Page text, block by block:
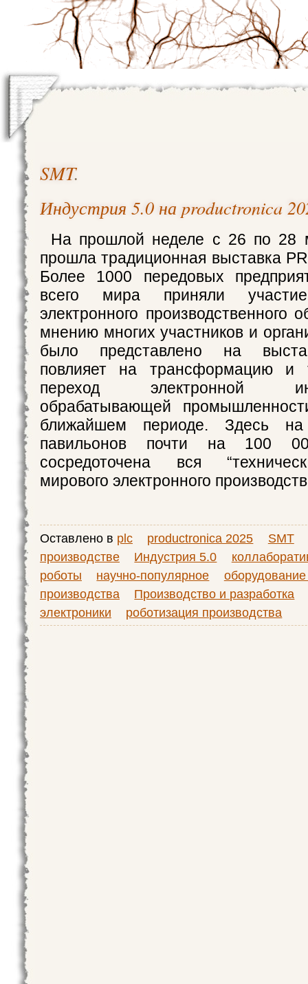
SMT.
Индустрия 5.0 на productronica
На прошлой неделе с 26 по 28
прошла традиционная выставка
Более 1000 передовых
всего мира приняли
электронного производственного
мнению многих участников и
было представлено на
повлияет на трансформацию и
переход электронной
обрабатывающей
ближайшем периоде. Здесь
павильонов почти на 100
сосредоточена вся
мирового электронного
Оставлено в plc productronica 2025
SMT
производстве
Индустрия 5.0
роботы
научно-популярное
производства
Производство и разработка
электроники
роботизация производства